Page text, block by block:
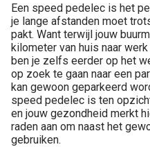
Een speed pedelec is het
je lange afstanden moet
pakt. Want terwijl jouw
kilometer van huis naar
ben je zelfs eerder op het
op zoek te gaan naar een
kan gewoon geparkeerd
speed pedelec is ten
en jouw gezondheid merkt
raden aan om naast het
gebruiken.